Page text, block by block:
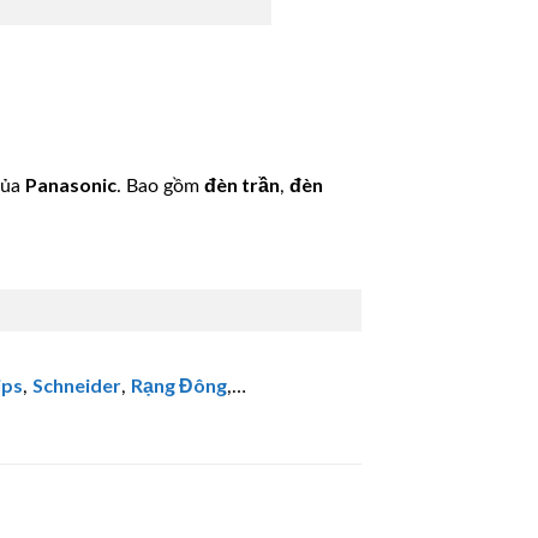
Panasonic. Bao gồm đèn trần, đèn
, Schneider, Rạng Đông,…